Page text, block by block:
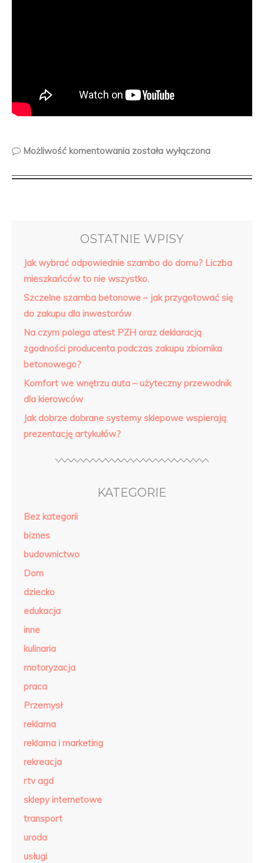
Możliwość komentowania została wyłączona
OSTATNIE WPISY
Jak wybrać odpowiednie szambo do domu? Liczba
mieszkańców to nie wszystko.
Szczelne szamba betonowe – jak przygotować się
do zakupu dla inwestorów
Na czym polega atest PZH oraz deklaracją
zgodności producenta podczas zakupu zbiornika
betonowego?
Komfort we wnętrzu auta – użyteczny przewodnik
dla kierowców
Jak dobrze dobrane systemy sklepowe wspierają
prezentację artykułów?
KATEGORIE
Bez kategorii
biznes
budownictwo
Dom
dziecko
edukacja
inne
kulinaria
motoryzacja
praca
Przemysł
reklama
reklama i marketing
rekreacja
rtv agd
sklepy internetowe
transport
uroda
usługi